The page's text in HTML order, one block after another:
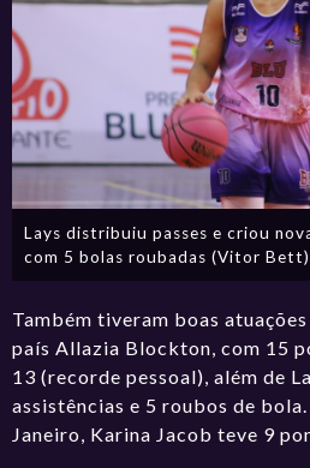
Lays distribuiu passes e criou
com 5 bolas roubadas (Vitor Bett)
Também tiveram boas
país Allazia Blockton, com 15
13 (recorde pessoal), além de
assistências e 5 roubos de
Janeiro, Karina Jacob teve 9